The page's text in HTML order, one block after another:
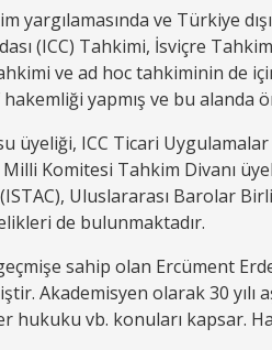
yargılamasında ve Türkiye
(ICC) Tahkimi, İsviçre
ve ad hoc tahkiminin de
yapmış ve bu alanda
üyeliği, ICC Ticari
Komitesi Tahkim Divanı
Uluslararası Barolar
de bulunmaktadır.
sahip olan Ercüment
Akademisyen olarak 30
hukuku vb. konuları kapsar.